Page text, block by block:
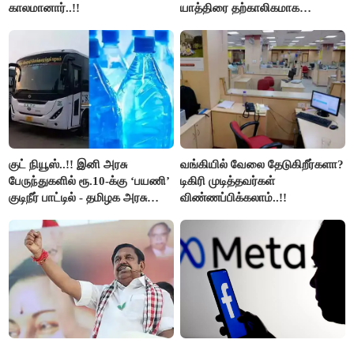
காலமானார்..!!
யாத்திரை தற்காலிகமாக
குட் நியூஸ்..!! இனி அரசு
பேருந்துகளில் ரூ.10-க்கு ‘பயணி’
குடிநீர் பாட்டில் - தமிழக அரசு
வங்கியில் வேலை தேடுகிறீர்களா?
டிகிரி முடித்தவர்கள்
விண்ணப்பிக்கலாம்..!!